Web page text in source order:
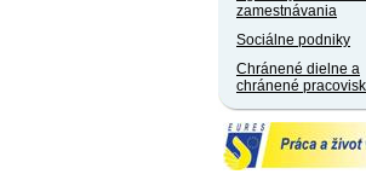
zamestnávania
Sociálne podniky
Chránené dielne a
chránené